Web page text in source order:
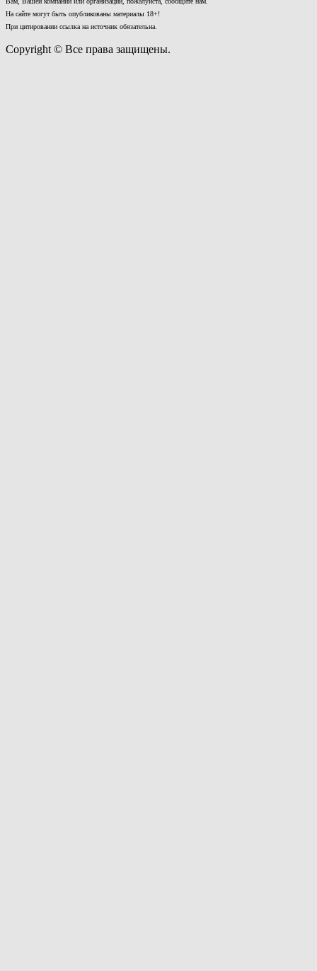
На сайте могут быть опубликованы материалы 18+!
При цитировании ссылка на источник обязательна.
Copyright © Все права защищены.